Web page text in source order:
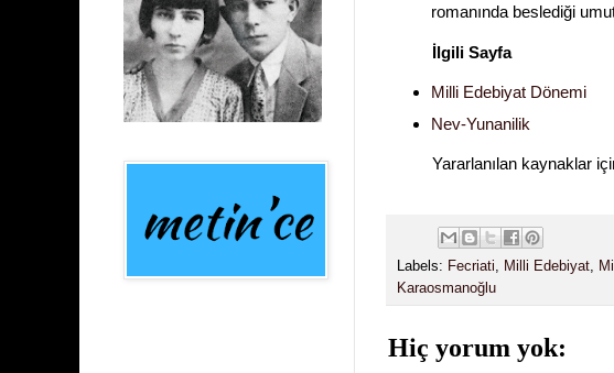
romanında beslediği
İlgili Sayfa
Milli Edebiyat Dönemi
Nev-Yunanilik
Yararlanılan kaynaklar
Labels: Fecriati, Milli Edebiyat,
Karaosmanoğlu
Hiç yorum yok: